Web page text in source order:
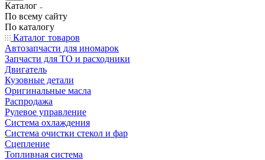
Каталог
По всему сайту
По каталогу
Каталог товаров
Автозапчасти для иномарок
Запчасти для ТО и расходники
Двигатель
Кузовные детали
Оригинальные масла
Распродажа
Рулевое управление
Система охлаждения
Система очистки стекол и фар
Сцепление
Топливная система